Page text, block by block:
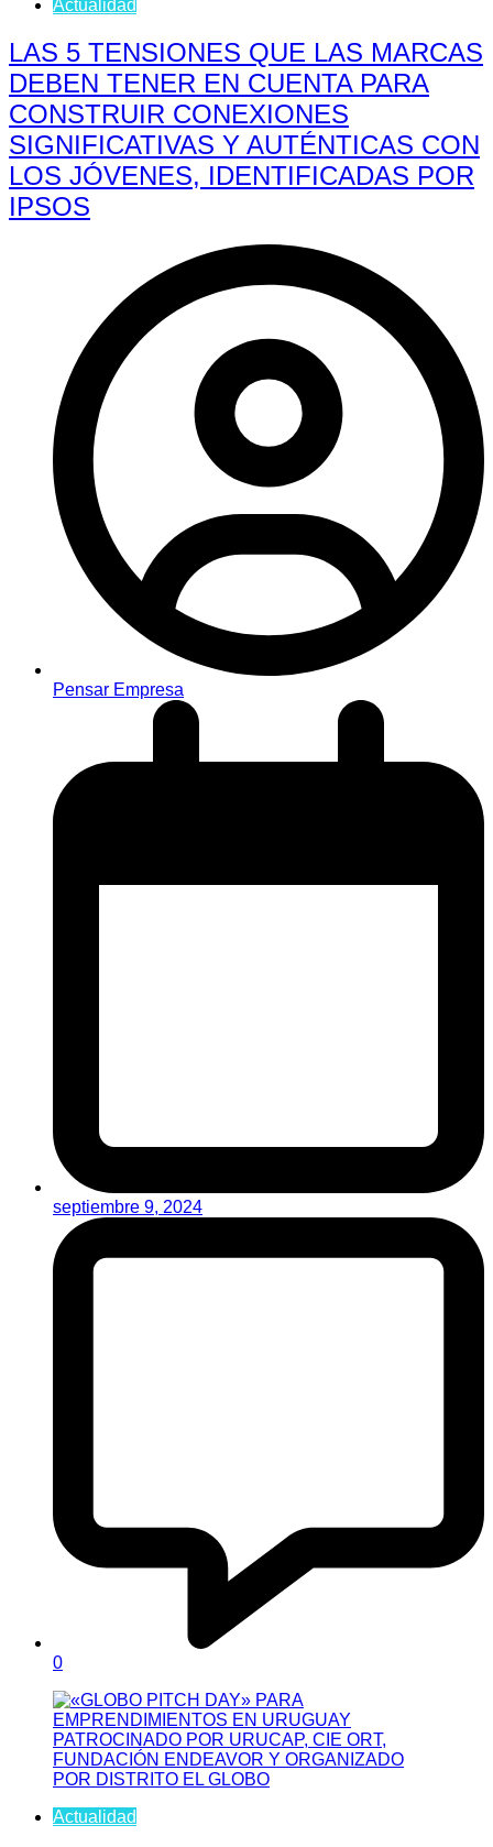
Actualidad
LAS 5 TENSIONES QUE LAS MARCAS
DEBEN TENER EN CUENTA PARA
CONSTRUIR CONEXIONES
SIGNIFICATIVAS Y AUTÉNTICAS CON
LOS JÓVENES, IDENTIFICADAS POR
IPSOS
Pensar Empresa
septiembre 9, 2024
0
Actualidad